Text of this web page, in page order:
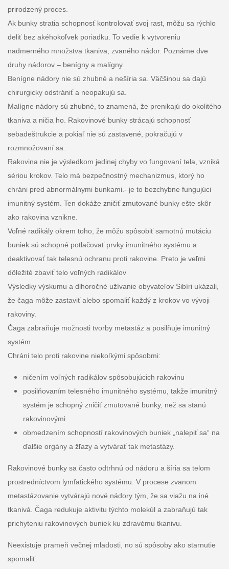
prirodzený proces.
Ak bunky stratia schopnosť kontrolovať svoj rast, môžu sa rýchlo
deliť bez akéhokoľvek poriadku. To vedie k vytvoreniu
nadmerného množstva tkaniva, zvaného nádor. Poznáme dve
druhy nádorov – benígny a malígny.
Benígne nádory nie sú zhubné a nešíria sa. Väčšinou sa dajú
chirurgicky odstrániť a neopakujú sa.
Malígne nádory sú zhubné, to znamená, že prenikajú do okolitého
tkaniva a ničia ho. Rakovinové bunky strácajú schopnosť
sebadeštrukcie a pokiaľ nie sú zastavené, pokračujú v
rozmnožovaní sa.
Rakovina nie je výsledkom jedinej chyby vo fungovaní tela, vzniká
sériou krokov. Telo má bezpečnostný mechanizmus, ktorý ho
chráni pred abnormálnymi bunkami.- je to bezchybne fungujúci
imunitný systém. Ten dokáže zničiť zmutované bunky ešte skôr
ako rakovina vznikne.
Voľné radikály okrem toho, že môžu spôsobiť samotnú mutáciu
buniek sú schopné potlačovať prvky imunitného systému a
deaktivovať tak telesnú ochranu proti rakovine. Preto je veľmi
dôležité zbaviť telo voľných radikálov
Výsledky výskumu a dlhoročné užívanie obyvateľov Sibíri ukázali,
že čaga môže zastaviť alebo spomaliť každý z krokov vo vývoji
rakoviny.
Čaga zabraňuje možnosti tvorby metastáz a posilňuje imunitný
systém.
Chráni telo proti rakovine niekoľkými spôsobmi:
ničením voľných radikálov spôsobujúcich rakovinu
posilňovaním telesného imunitného systému, takže imunitný
systém je schopný zničiť zmutované bunky, než sa stanú
rakovinovými
obmedzením schopností rakovinových buniek „nalepiť sa“ na
ďalšie orgány a žľazy a vytvárať tak metastázy.
Rakovinové bunky sa často odtrhnú od nádoru a šíria sa telom
prostredníctvom lymfatického systému. V procese zvanom
metastázovanie vytvárajú nové nádory tým, že sa viažu na iné
tkanivá. Čaga redukuje aktivitu týchto molekúl a zabraňujú tak
prichyteniu rakovinových buniek ku zdravému tkanivu.
Neexistuje prameň večnej mladosti, no sú spôsoby ako starnutie
spomaliť.